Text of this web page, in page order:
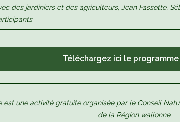
des jardiniers et des agriculteurs, Jean Fassotte,
Téléchargez ici le programme
est une activité gratuite organisée par le Conseil
de la Région wallonne.